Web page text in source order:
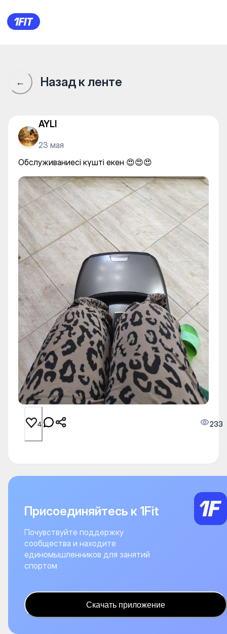
Обслуживаниесі күшті екен
← Назад к ленте
AYLI
23 мая
Обслуживаниесі күшті екен 😍😍😍
4 233
Присоединяйтесь к 1Fit
Почувствуйте поддержку
сообщества и находите
единомышленников для занятий
спортом
Скачать приложение